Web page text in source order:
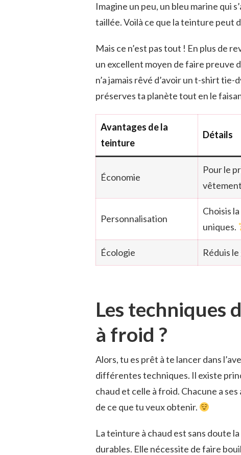
Imagine un peu, un bleu marine qui
taillée. Voilà ce que la teinture peut
Mais ce n’est pas tout ! En plus de
un excellent moyen de faire preuve
n’a jamais rêvé d’avoir un t-shirt
préserves ta planète tout en le
Avantages de la
teinture
Détails
Économie
Pour le
Personnalisation
Choisis
uniques.
Écologie Réduis
Les techniques
à froid ?
Alors, tu es prêt à te lancer dans
différentes techniques. Il existe
chaud et celle à froid. Chacune a
de ce que tu veux obtenir.
La teinture à chaud est sans doute
durables. Elle nécessite de faire